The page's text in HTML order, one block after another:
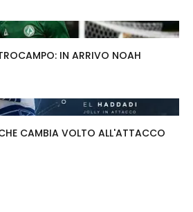
IN ARRIVO NOAH
CAMBIA VOLTO ALL'ATTACCO